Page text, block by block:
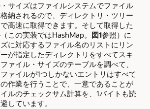
サイズはファイルシステムでファイル
納されるので、ディレクトリ・ツリー
高速に取得できます。そして取得した
この実装ではHashMap。 図1参照）に
に対応するファイル名のリストにリン
が指定したディレクトリをすべてスキ
ァイル・サイズのテーブルを調べて、
ァイルが1つしかないエントリはすべて
作業を行うことで、一意であることが
ルのチェックサム計算を、1バイトも読
しています。